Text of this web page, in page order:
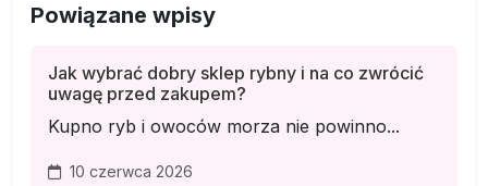
Powiązane wpisy
Jak wybrać dobry sklep rybny i na co zwrócić
uwagę przed zakupem?
Kupno ryb i owoców morza nie powinno...
10 czerwca 2026